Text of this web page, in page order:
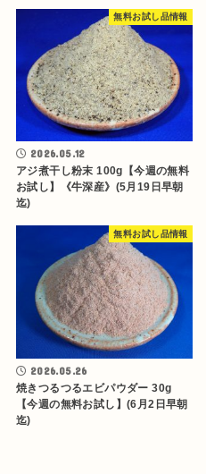
無料お試し品情報
2026.05.12
アジ煮干し粉末 100g【今週の無料
お試し】《牛深産》(5月19日早朝
迄)
無料お試し品情報
2026.05.26
焼きつるつるエビパウダー 30g
【今週の無料お試し】(6月2日早朝
迄)